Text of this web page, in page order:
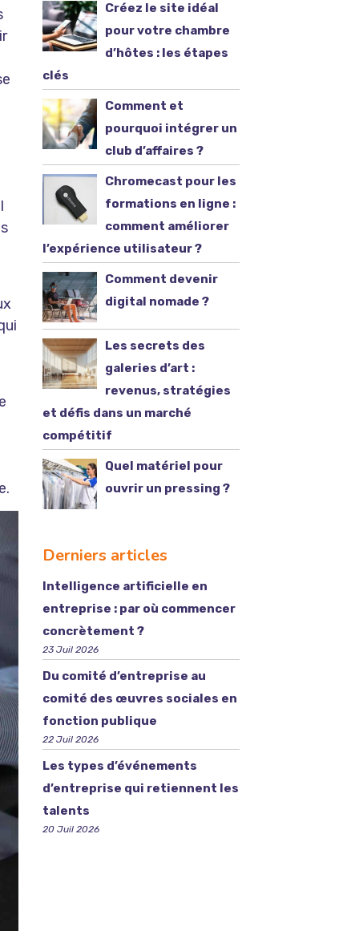
Créez le site idéal
pour votre chambre
d’hôtes : les étapes
clés
Comment et
pourquoi intégrer un
club d’affaires ?
Chromecast pour les
formations en ligne :
comment améliorer
l’expérience utilisateur ?
Comment devenir
digital nomade ?
Les secrets des
galeries d’art :
revenus, stratégies
et défis dans un marché
compétitif
Quel matériel pour
ouvrir un pressing ?
Derniers articles
Intelligence artificielle en
entreprise : par où commencer
concrètement ?
23 Juil 2026
Du comité d’entreprise au
comité des œuvres sociales en
fonction publique
22 Juil 2026
Les types d’événements
d’entreprise qui retiennent les
talents
20 Juil 2026